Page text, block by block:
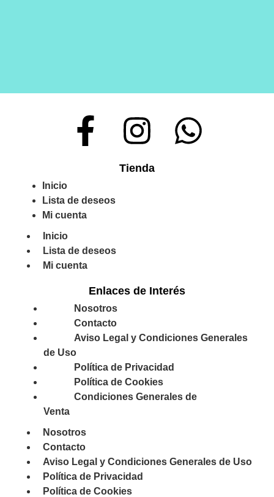
Tienda
Inicio
Lista de deseos
Mi cuenta
Inicio
Lista de deseos
Mi cuenta
Enlaces de Interés
Nosotros
Contacto
Aviso Legal y Condiciones Generales
de Uso
Política de Privacidad
Política de Cookies
Condiciones Generales de
Venta
Nosotros
Contacto
Aviso Legal y Condiciones Generales de Uso
Política de Privacidad
Política de Cookies